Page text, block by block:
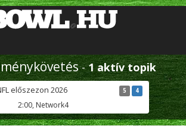
-1 aktív topik
előszezon 2026 5 4
2:00, Network4